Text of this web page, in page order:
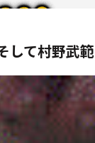
して村野武範